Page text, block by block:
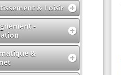
& Loisir
-
&